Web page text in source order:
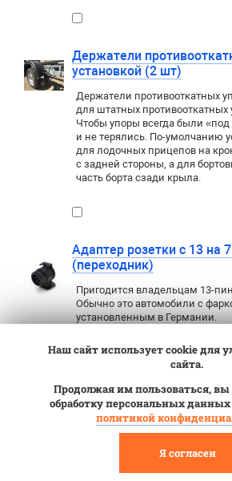
Держатели
установкой (2 шт)
Держатели противооткатных
для штатных
Чтобы упоры всегда были «под
и не терялись. По-умолчанию
для лодочных прицепов на
с задней стороны, а для
часть борта сзади крыла.
Адаптер розетки с 13 на
(переходник)
Пригодится владельцам 13-
Обычно это автомобили с
установленным в Германии.
Регулятор высоты
дышло 60 мм
Регулятор высоты замкового
просто кронштейн сцепной
3907.0602.000. Пригодиться
Наш сайт использует cookie для
сайта.
Продолжая им пользоваться, вы
обработку персональных данных
политикой
Я согласен